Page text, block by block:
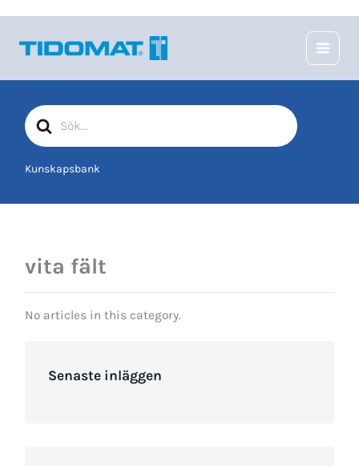
innehåll
Sök
efter
Kunskapsbank
vita fält
No articles in this category.
Senaste inläggen